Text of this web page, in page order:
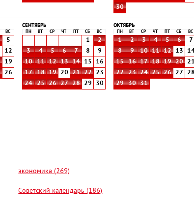
30
ВС
5
12
19
26
СЕНТЯБРЬ
ПН ВТ СР ЧТ СБ ВС
1
2
3
4 5 6 7 8
9
10
11 12 13 14 15
16
17
18 19 20 21 22
23
24
25 26 27 28 29 30
ОКТЯБРЬ
ПН ВТ СР ЧТ СБ ВС
1 2 3 4 5 6
7
8
9 10 11 12 13
15
16 17 18 19 20
21
22
23 24 25 26 27
28
29
30 31
экономика (269)
Советский календарь (186)